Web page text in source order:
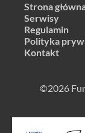
Strona
Serwisy
Regulamin
Polityka
Kontakt
©2026